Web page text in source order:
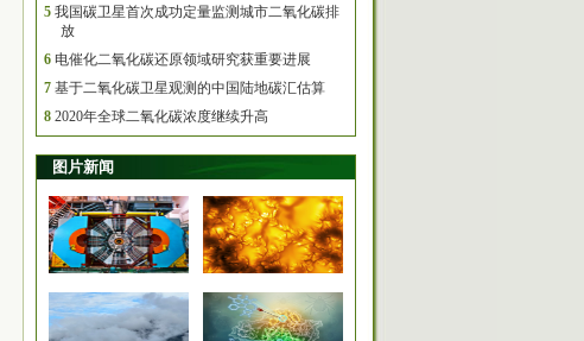
5 我国碳卫星首次成功定量监测城市二氧化碳排
放
6 电催化二氧化碳还原领域研究获重要进展
7 基于二氧化碳卫星观测的中国陆地碳汇估算
8 2020年全球二氧化碳浓度继续升高
图片新闻